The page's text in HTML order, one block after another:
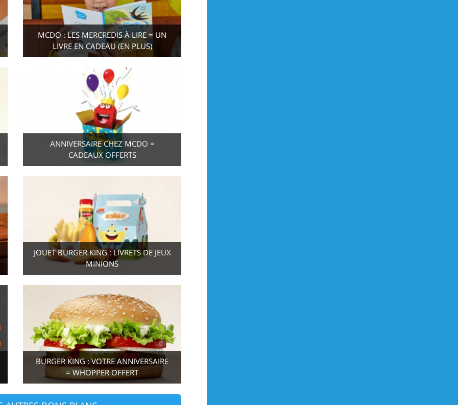
MCDO : LES MERCREDIS À LIRE = UN
LIVRE EN CADEAU (EN PLUS)
ANNIVERSAIRE CHEZ MCDO =
CADEAUX OFFERTS
JOUET BURGER KING : LIVRETS DE JEUX
MINIONS
BURGER KING : VOTRE ANNIVERSAIRE
= WHOPPER OFFERT